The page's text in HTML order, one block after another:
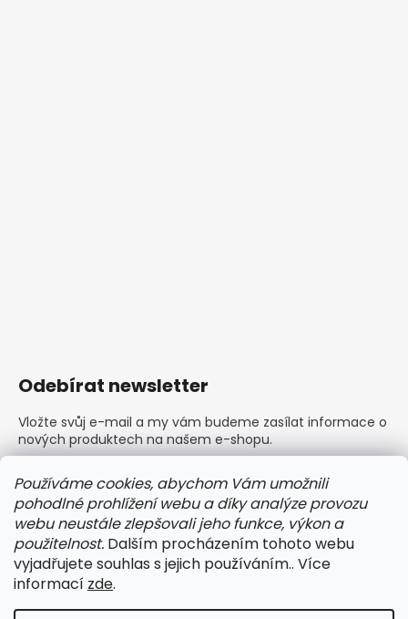
Používáme cookies, abychom Vám umožnili
pohodlné prohlížení webu a díky analýze provozu
webu neustále zlepšovali jeho funkce, výkon a
použitelnost. Dalším procházením tohoto webu
vyjadřujete souhlas s jejich používáním.. Více
informací zde.
Odebírat newsletter
Vložte svůj e-mail a my vám budeme zasílat informace o
nových produktech na našem e-shopu.
Vložením e-mailu souhlasíte spodmínkami ochrany
osobních údajů
PŘIHLÁSIT SE